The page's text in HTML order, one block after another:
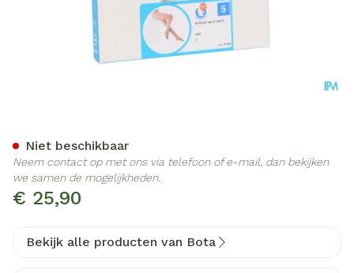
€ 25,90
Niet beschikbaar
Neem contact op met ons via telefoon of e-mail, dan bekijken
we samen de mogelijkheden.
Bekijk alle producten van Bota